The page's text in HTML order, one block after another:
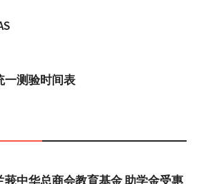
一测验时间表
莪中华总商会教育基金 助学金受惠